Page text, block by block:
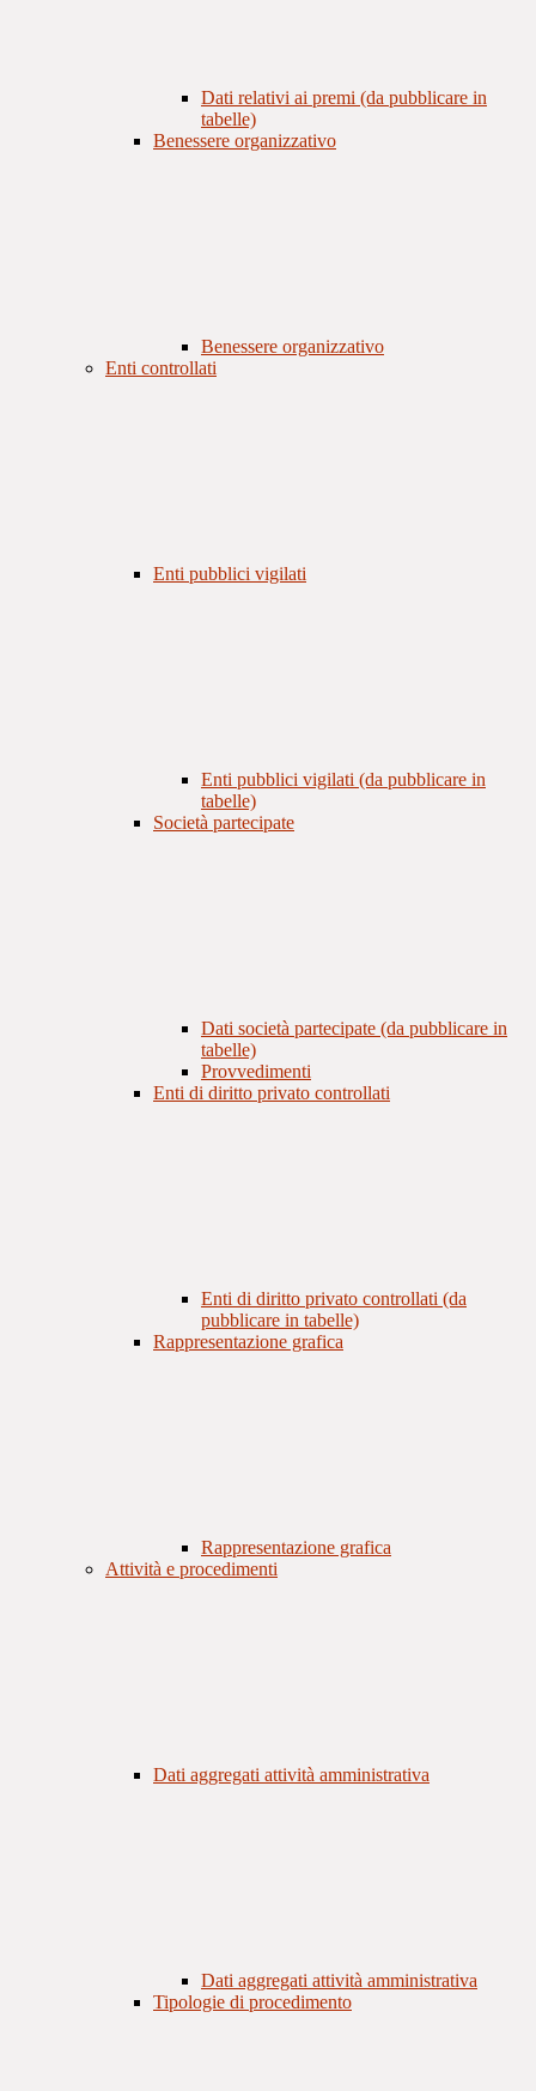
Dati relativi ai premi (da pubblicare in
tabelle)
Benessere organizzativo
Benessere organizzativo
Enti controllati
Enti pubblici vigilati
Enti pubblici vigilati (da pubblicare in
tabelle)
Società partecipate
Dati società partecipate (da pubblicare in
tabelle)
Provvedimenti
Enti di diritto privato controllati
Enti di diritto privato controllati (da
pubblicare in tabelle)
Rappresentazione grafica
Rappresentazione grafica
Attività e procedimenti
Dati aggregati attività amministrativa
Dati aggregati attività amministrativa
Tipologie di procedimento